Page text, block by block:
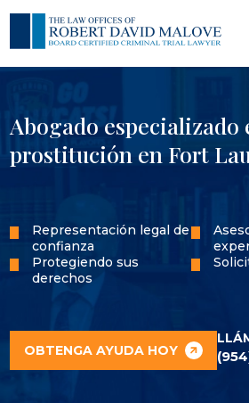
Abogado especializado
prostitución en Fort
Representación legal de
confianza
Protegiendo sus
derechos
OBTENGA AYUDA HOY